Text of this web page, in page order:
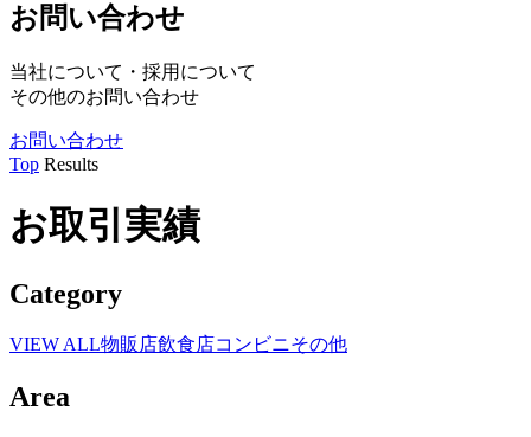
お問い合わせ
当社について・採用について
その他のお問い合わせ
お問い合わせ
Top Results
お取引実績
Category
VIEW ALL物販店飲食店コンビニその他
Area